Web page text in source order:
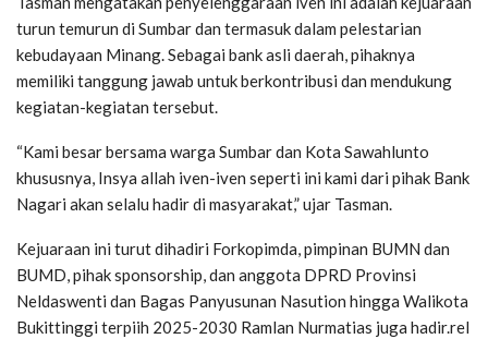
turun temurun di Sumbar dan termasuk dalam pelestarian
kebudayaan Minang. Sebagai bank asli daerah, pihaknya
memiliki tanggung jawab untuk berkontribusi dan mendukung
kegiatan-kegiatan tersebut.
“Kami besar bersama warga Sumbar dan Kota Sawahlunto
khususnya, Insya allah iven-iven seperti ini kami dari pihak Bank
Nagari akan selalu hadir di masyarakat,” ujar Tasman.
Kejuaraan ini turut dihadiri Forkopimda, pimpinan BUMN dan
BUMD, pihak sponsorship, dan anggota DPRD Provinsi
Neldaswenti dan Bagas Panyusunan Nasution hingga Walikota
Bukittinggi terpiih 2025-2030 Ramlan Nurmatias juga hadir.rel